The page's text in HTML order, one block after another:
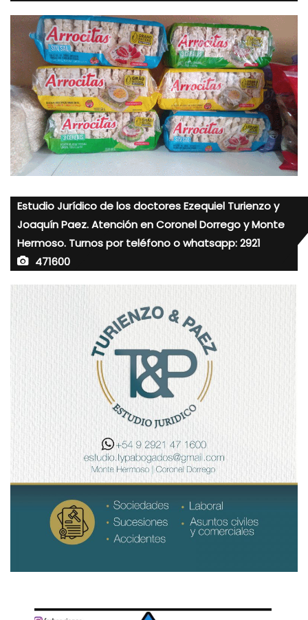
Estudio Jurídico de los doctores Ezequiel Turienzo y
Joaquín Paez. Atención en Coronel Dorrego y Monte
Hermoso. Turnos por teléfono o whatsapp: 2921
471600